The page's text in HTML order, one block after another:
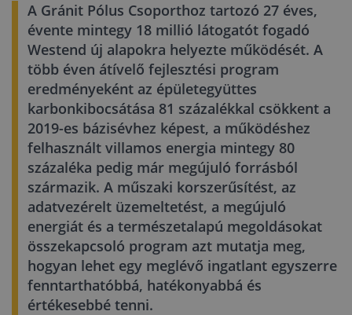
A Gránit Pólus Csoporthoz tartozó 27 éves,
évente mintegy 18 millió látogatót fogadó
Westend új alapokra helyezte működését. A
több éven átívelő fejlesztési program
eredményeként az épületegyüttes
karbonkibocsátása 81 százalékkal csökkent a
2019-es bázisévhez képest, a működéshez
felhasznált villamos energia mintegy 80
százaléka pedig már megújuló forrásból
származik. A műszaki korszerűsítést, az
adatvezérelt üzemeltetést, a megújuló
energiát és a természetalapú megoldásokat
összekapcsoló program azt mutatja meg,
hogyan lehet egy meglévő ingatlant egyszerre
fenntarthatóbbá, hatékonyabbá és
értékesebbé tenni.